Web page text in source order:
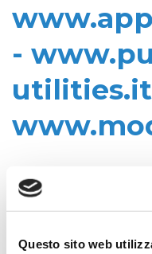
Questo sito web
-
Data di
Struttura